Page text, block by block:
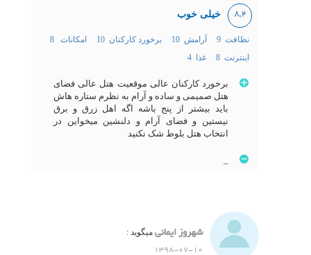
8,2 خیلی خوب
نظافت 9 آرامش 10 برخورد کارکنان 10
امکانات 8
اینترنت 8
غذا 4
برخورد کارکنان عالی موقعیت هتل عالی فضای
هتل صمیمی و ساده و آرام به نظرم ستاره هاش
باید بیشتر از پنج باشه اگه اهل زرق و برق
نیستین و فضای آرام و دلنشین میخواین در
انتخاب هتل بلوط شک نکنید
شهروز ایمانی میگوید :
1398-07-10